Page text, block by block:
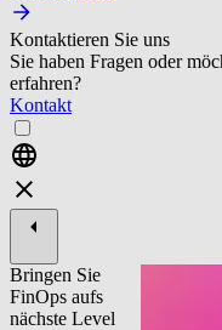
Kontaktieren Sie uns
Sie haben Fragen oder
erfahren?
Kontakt
Bringen Sie
FinOps aufs
nächste Level